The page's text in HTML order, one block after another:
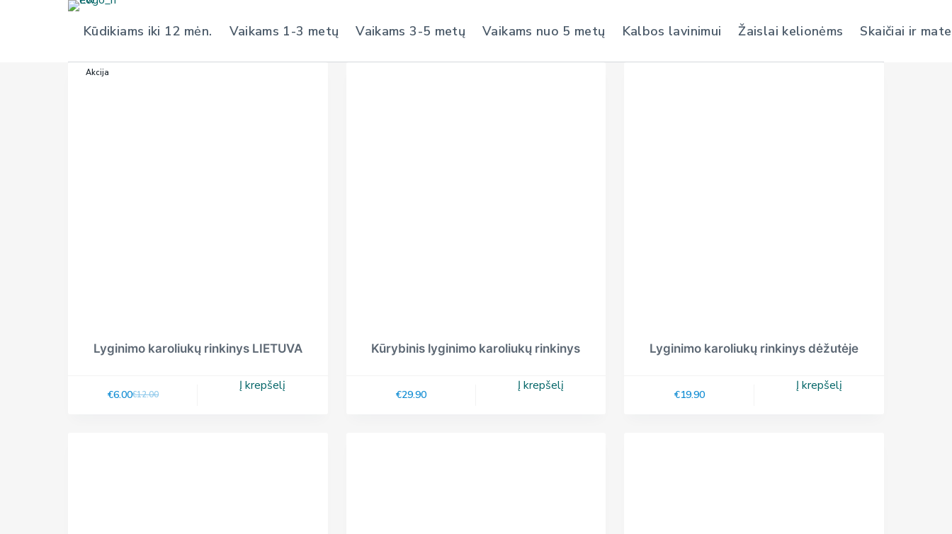
Kūdikiams iki 12 mėn. Vaikams 1-3 metų Vaikams 3-5 metų Vaikams nuo 5 metų Kalbos lavinimui Žaislai kelionėms Skaičiai ir
Akcija
Lyginimo karoliukų rinkinys LIETUVA
€12.00
€6.00
Į krepšelį
Kūrybinis lyginimo karoliukų rinkinys
€29.90
Į krepšelį
Lyginimo karoliukų rinkinys dėžutėje
€19.90
Į krepšelį